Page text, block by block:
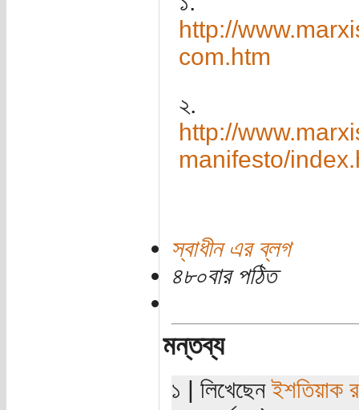
http://
com.htm
২.
http://
manifesto/
স্বাধীন এর ব্লগ
৪৮০বার পঠিত
মন্তব্য
১ | লিখেছেনইশতিয়াক